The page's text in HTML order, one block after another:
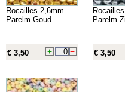
Rocailles 2,6mm
Parelm.Goud
€ 3,50 € 3,50